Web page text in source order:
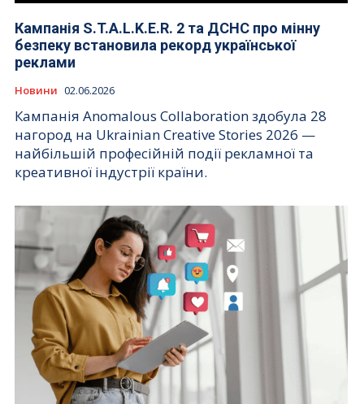
Кампанія S.T.A.L.K.E.R. 2 та ДСНС про мінну
безпеку встановила рекорд української
реклами
Новини 02.06.2026
Кампанія Anomalous Collaboration здобула 28
нагород на Ukrainian Creative Stories 2026 —
найбільшій професійній події рекламної та
креативної індустрії країни.